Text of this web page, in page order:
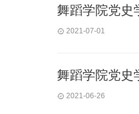
舞蹈学院党
2021-07-01
舞蹈学院党
2021-06-26